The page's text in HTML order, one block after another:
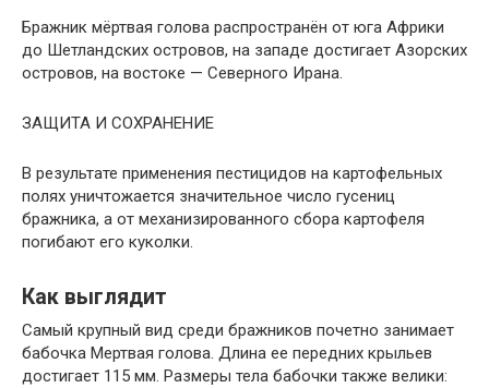
Бражник мёртвая голова распространён от юга Африки
до Шетландских островов, на западе достигает Азорских
островов, на востоке — Северного Ирана.
ЗАЩИТА И СОХРАНЕНИЕ
В результате применения пестицидов на картофельных
полях уничтожается значительное число гусениц
бражника, а от механизированного сбора картофеля
погибают его куколки.
Как выглядит
Самый крупный вид среди бражников почетно занимает
бабочка Мертвая голова. Длина ее передних крыльев
достигает 115 мм. Размеры тела бабочки также велики: